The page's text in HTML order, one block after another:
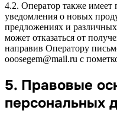
4.2. Оператор также имеет
уведомления о новых
предложениях и
может отказаться от
направив Оператору
ooosegem@mail.ru с
5. Правовые
персональных